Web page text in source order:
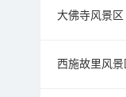
大佛寺风景区
西施故里风景